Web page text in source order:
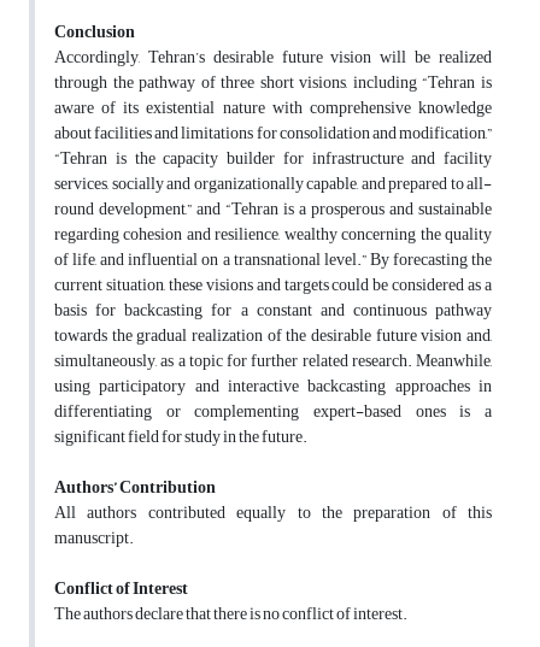
Conclusion
Accordingly, Tehran’s desirable future vision will be realized
through the pathway of three short visions, including “Tehran is
aware of its existential nature with comprehensive knowledge
about facilities and limitations for consolidation and modification,”
“Tehran is the capacity builder for infrastructure and facility
services, socially and organizationally capable, and prepared to all-
round development,” and “Tehran is a prosperous and sustainable
regarding cohesion and resilience, wealthy concerning the quality
of life, and influential on a transnational level.” By forecasting the
current situation, these visions and targets could be considered as a
basis for backcasting for a constant and continuous pathway
towards the gradual realization of the desirable future vision and,
simultaneously, as a topic for further related research. Meanwhile,
using participatory and interactive backcasting approaches in
differentiating or complementing expert-based ones is a
significant field for study in the future.
Authors’ Contribution
All authors contributed equally to the preparation of this
manuscript.
Conflict of Interest
The authors declare that there is no conflict of interest.